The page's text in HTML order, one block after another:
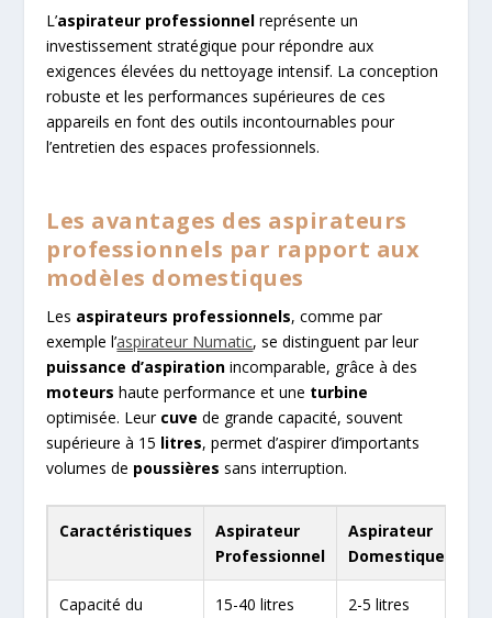
L’aspirateur professionnel représente un
investissement stratégique pour répondre aux
exigences élevées du nettoyage intensif. La conception
robuste et les performances supérieures de ces
appareils en font des outils incontournables pour
l’entretien des espaces professionnels.
Les avantages des aspirateurs
professionnels par rapport aux
modèles domestiques
Les aspirateurs professionnels, comme par
exemple l’aspirateur Numatic, se distinguent par leur
puissance d’aspiration incomparable, grâce à des
moteurs haute performance et une turbine
optimisée. Leur cuve de grande capacité, souvent
supérieure à 15 litres, permet d’aspirer d’importants
volumes de poussières sans interruption.
Caractéristiques
Aspirateur
Professionnel
Aspirateur
Domestique
Capacité du
15-40 litres 2-5 litres